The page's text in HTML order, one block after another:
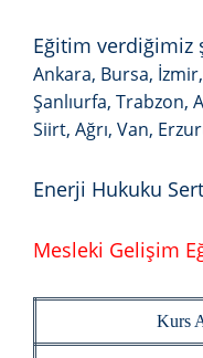
Eğitim verdiğimiz
Ankara, Bursa,
Şanlıurfa, Trabzon,
Siirt, Ağrı, Van,
Enerji Hukuku
Mesleki Gelişim
Kurs